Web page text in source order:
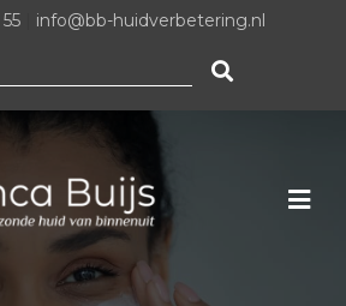
info@bb-huidverbetering.nl